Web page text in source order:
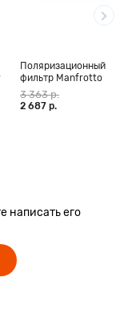
Поляризационный
фильтр Manfrotto
Essential 58mm
3 363 р.
2 687 р.
написать его